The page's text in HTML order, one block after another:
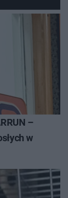
–
w